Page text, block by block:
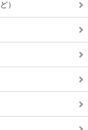
）